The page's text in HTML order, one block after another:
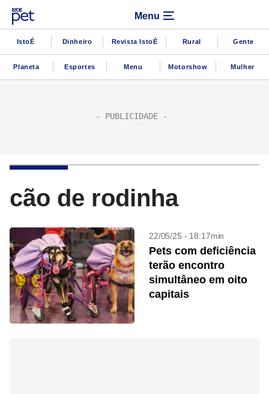
Menu
IstoÉ Dinheiro Revista IstoÉ Rural Gente
Planeta Esportes Menu Motorshow Mulher
cão de rodinha
22/05/25 - 18:17min
Pets com deficiência
terão encontro
simultâneo em oito
capitais